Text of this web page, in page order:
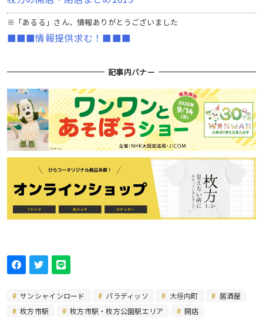
※「あるる」さん、情報ありがとうございました
■■■情報提供求む！■■■
記事内バナー
サンシャインロード パラディッソ 大垣内町
居酒屋
枚方市駅
枚方市駅・枚方公園駅エリア 開店